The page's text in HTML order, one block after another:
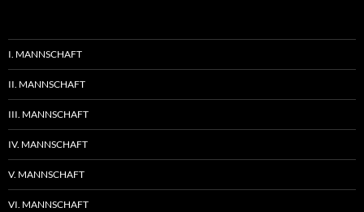
I. MANNSCHAFT
II. MANNSCHAFT
III. MANNSCHAFT
IV. MANNSCHAFT
V. MANNSCHAFT
VI. MANNSCHAFT